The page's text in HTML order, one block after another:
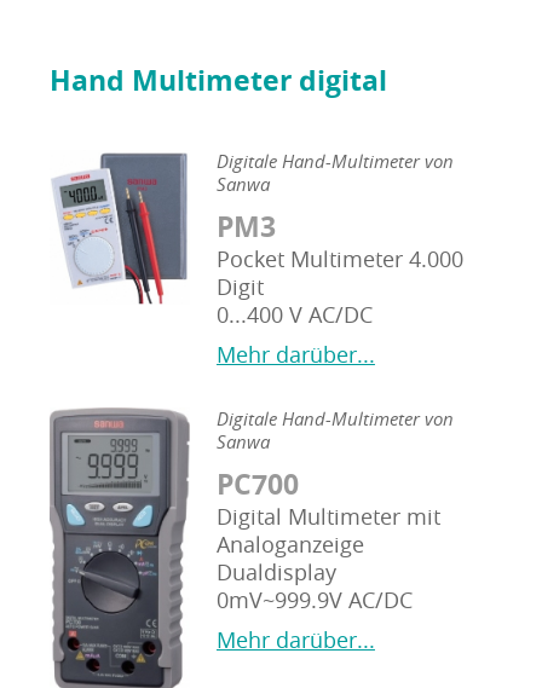
Hand Multimeter digital
Digitale Hand-Multimeter von
Sanwa
PM3
Pocket Multimeter 4.000
Digit
0...400 V AC/DC
Mehr darüber...
Digitale Hand-Multimeter von
Sanwa
PC700
Digital Multimeter mit
Analoganzeige
Dualdisplay
0mV~999.9V AC/DC
Mehr darüber...